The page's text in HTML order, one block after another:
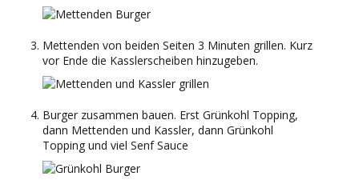
Mettenden von beiden Seiten 3 Minuten grillen. Kurz
vor Ende die Kasslerscheiben hinzugeben.
Burger zusammen bauen. Erst Grünkohl Topping,
dann Mettenden und Kassler, dann Grünkohl
Topping und viel Senf Sauce